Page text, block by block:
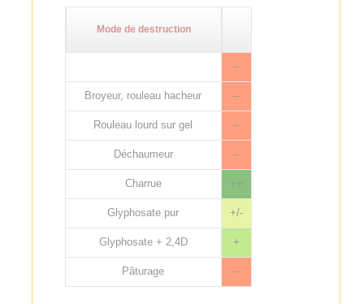
Mode de destruction
--
Broyeur, rouleau hacheur --
Rouleau lourd sur gel --
Déchaumeur --
Charrue ++
Glyphosate pur +/-
Glyphosate + 2,4D +
Pâturage --